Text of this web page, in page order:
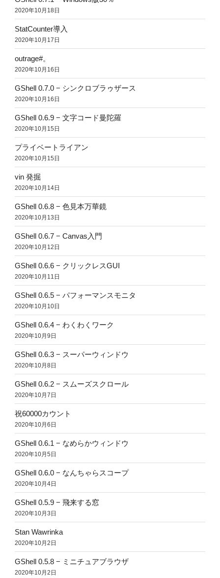
2020年10月18日
StatCounter導入
2020年10月17日
outrage#。
2020年10月16日
GShell 0.7.0 − シンクロブラゥザース
2020年10月16日
GShell 0.6.9 − 文字コード曼陀羅
2020年10月15日
プライベートライアン
2020年10月15日
vin 発掘
2020年10月14日
GShell 0.6.8 − 色見本万華鏡
2020年10月13日
GShell 0.6.7 − Canvas入門
2020年10月12日
GShell 0.6.6 − クリックレスGUI
2020年10月11日
GShell 0.6.5 − パフォーマンスモニタ
2020年10月10日
GShell 0.6.4 − わくわくワーク
2020年10月9日
GShell 0.6.3 − スーパーウィンドウ
2020年10月8日
GShell 0.6.2 − スムーズスクロール
2020年10月7日
祝60000カウント
2020年10月6日
GShell 0.6.1 − なめらかウィンドウ
2020年10月5日
GShell 0.6.0 − なんちゃらスコープ
2020年10月4日
GShell 0.5.9 − 飛来する窓
2020年10月3日
Stan Wawrinka
2020年10月2日
GShell 0.5.8 − ミニチュアブラウザ
2020年10月2日